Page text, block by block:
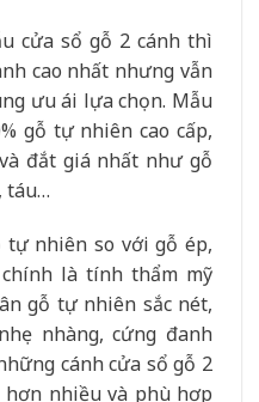
cửa sổ gỗ 2 cánh thì
cao nhất nhưng vẫn
ưu ái lựa chọn. Mẫu
gỗ tự nhiên cao cấp,
đắt giá nhất như gỗ
táu…
nhiên so với gỗ ép,
là tính thẩm mỹ
gỗ tự nhiên sắc nét,
nhàng, cứng đanh
cánh cửa sổ gỗ 2
nhiều và phù hợp